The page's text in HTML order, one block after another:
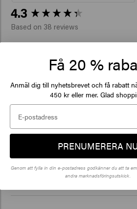
4.3
Based on 38 reviews
Verified Customer
Bra produkt!
Ger volym
New content loaded
Få 20 %
Anmäl dig till nyhetsbrevet och få rabatt
450 kr eller mer. Glad
PRENUMERERA
Genom att fylla in din e-postadress godkänner du att ta
andra marknadsföringsutskick.